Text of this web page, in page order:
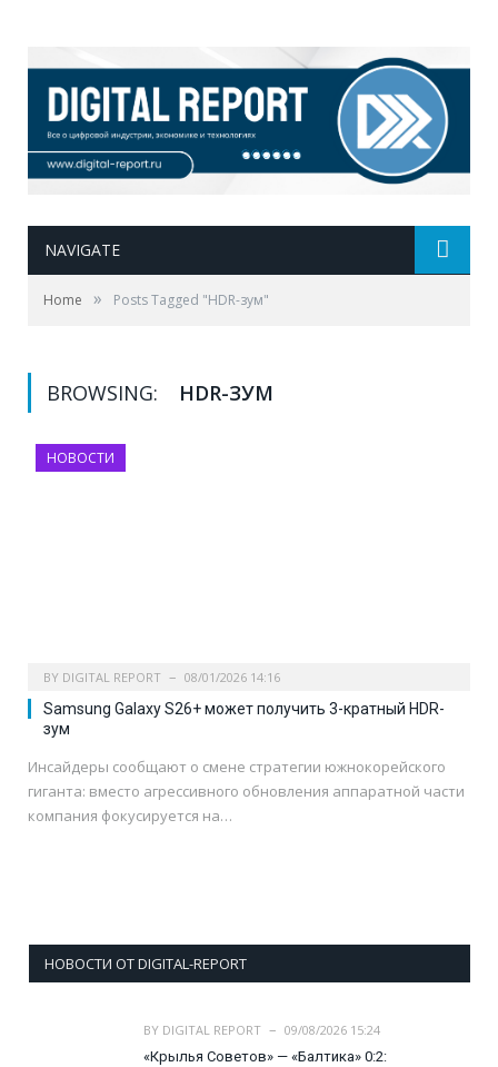
NAVIGATE
Home » Posts Tagged "HDR-зум"
BROWSING: HDR-ЗУМ
НОВОСТИ
BY DIGITAL REPORT 08/01/2026 14:16
Samsung Galaxy S26+ может получить 3-кратный HDR-
зум
Инсайдеры сообщают о смене стратегии южнокорейского
гиганта: вместо агрессивного обновления аппаратной части
компания фокусируется на…
НОВОСТИ ОТ DIGITAL-REPORT
BY DIGITAL REPORT
09/08/2026 15:24
«Крылья Советов» — «Балтика» 0:2: